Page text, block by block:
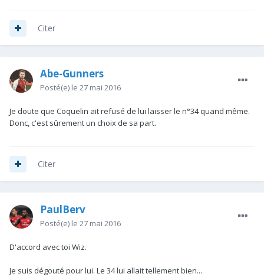
Citer
Abe-Gunners
Posté(e) le 27 mai 2016
Je doute que Coquelin ait refusé de lui laisser le n°34 quand même.
Donc, c'est sûrement un choix de sa part.
Citer
PaulBerv
Posté(e) le 27 mai 2016
D'accord avec toi Wiz.
Je suis dégouté pour lui. Le 34 lui allait tellement bien...